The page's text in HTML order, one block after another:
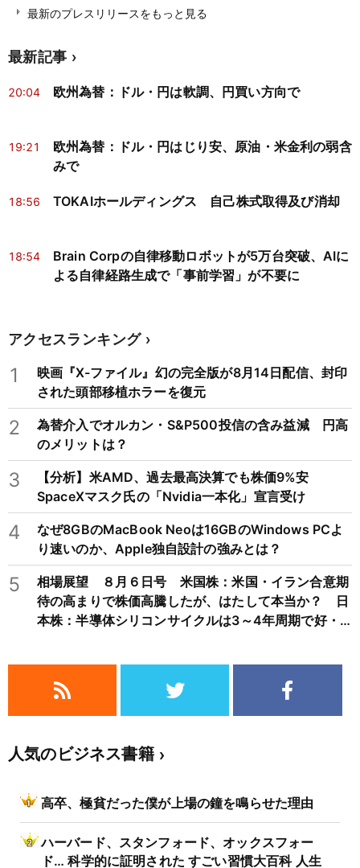
最新のプレスリリースをもっと見る
最新記事
20:04 欧州為替：ドル・円は軟調、円買い方向で
19:21
欧州為替：ドル・円はじり安、原油・米金利の弱含
みで
18:56 TOKAIホールディングス 自己株式取得及び消却
18:54
Brain Corpの自律移動ロボットが5万台突破、AIに
よる自律経路生成で「事前学習」が不要に
アクセスランキング
1
映画『X-ファイル』幻の完全版が8月14日配信、封印
された頭部移植ホラーを復元
2
為替介入でオルカン・S&P500投信の含み益減 円高
のメリットは？
3
【分析】米AMD、過去最高決算でも株価9%安
SpaceXマスク氏の「Nvidia一本化」宣言受け
4
なぜ8GBのMacBook Neoは16GBのWindows PCよ
り速いのか、Apple独自設計の強みとは？
5
相場展望 ８月６日号 米国株：米国・イラン合意期
待の高まりで株価高騰したが、はたして本当か？ 日
本株：半導体シリコンサイクルは3～4年周期で好・
人気のビジネス書籍
高卒、極貧だった僕が上場の鐘を鳴らせた理由
ハーバード、スタンフォード、オックスフォー
ド… 科学的に証明された すごい習慣大百科 人生